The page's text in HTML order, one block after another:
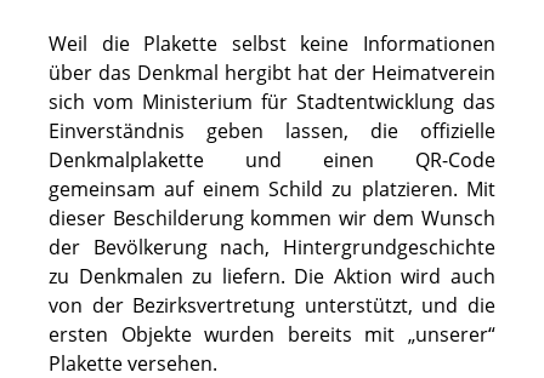
Weil die Plakette selbst keine Informationen
über das Denkmal hergibt hat der Heimatverein
sich vom Ministerium für Stadtentwicklung das
Einverständnis geben lassen, die offizielle
Denkmalplakette und einen QR-Code
gemeinsam auf einem Schild zu platzieren. Mit
dieser Beschilderung kommen wir dem Wunsch
der Bevölkerung nach, Hintergrundgeschichte
zu Denkmalen zu liefern. Die Aktion wird auch
von der Bezirksvertretung unterstützt, und die
ersten Objekte wurden bereits mit „unserer“
Plakette versehen.